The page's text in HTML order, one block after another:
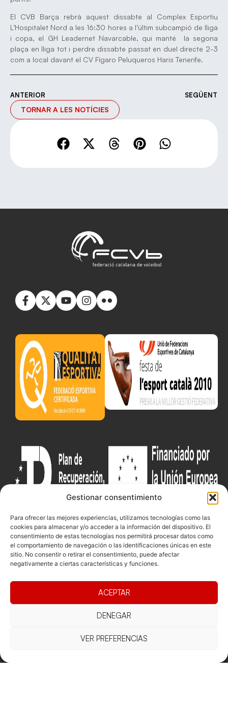
Gestionar consentimiento
Para ofrecer las mejores experiencias, utilizamos tecnologías como las
cookies para almacenar y/o acceder a la información del dispositivo. El
consentimiento de estas tecnologías nos permitirá procesar datos como
el comportamiento de navegación o las identificaciones únicas en este
sitio. No consentir o retirar el consentimiento, puede afectar
negativamente a ciertas características y funciones.
ACEPTAR
DENEGAR
VER PREFERENCIAS
El CVB Barça rebrà aquest dissabte al Complex Esportiu
L’Hospitalet Nord a les 16:30 hores a l’últim subcampió de lliga
i copa, el GH Leadernet Navarcable, qui manté la segona
plaça en lliga tot i perdre dissabte passat en duel directe 2-3
com a local davant el CV Fígaro Peluqueros Haris Tenerife.
ANTERIOR SEGÜENT
TORNAR A LES NOTÍCIES
Federació
Competicions
Competiciones
Pista
Vólei neu
Documentacio
Funcionament
Eleccions
Contacte
Carrer de les
16, 5ºC,